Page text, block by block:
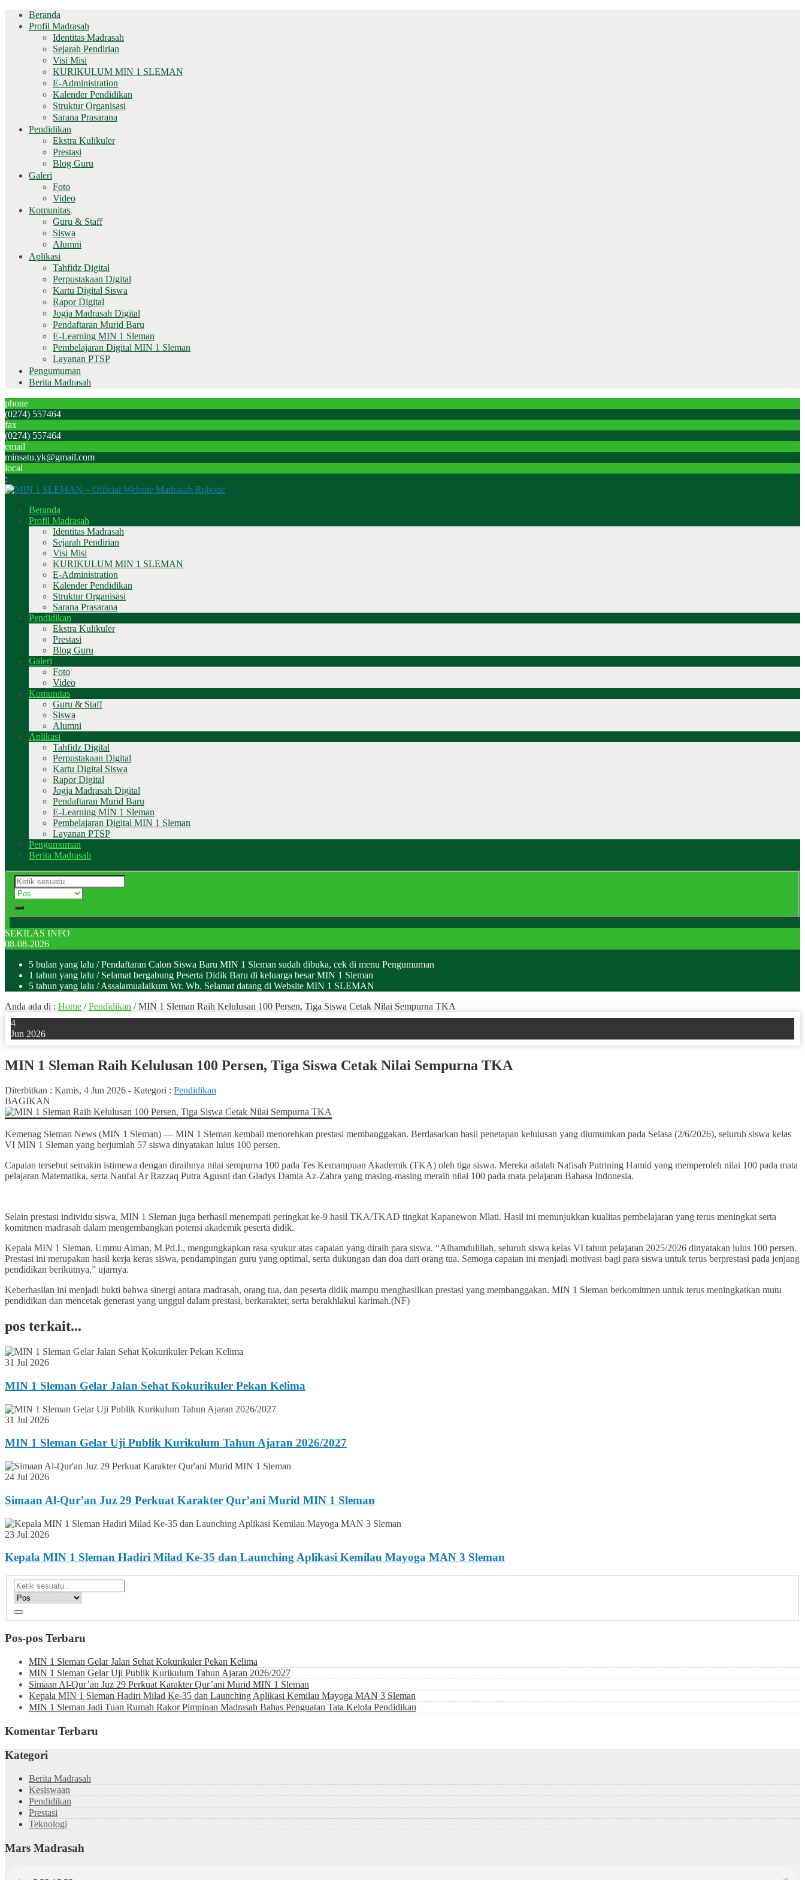
Beranda
Profil Madrasah
Identitas Madrasah
Sejarah Pendirian
Visi Misi
KURIKULUM MIN 1 SLEMAN
E-Administration
Kalender Pendidikan
Struktur Organisasi
Sarana Prasarana
Pendidikan
Ekstra Kulikuler
Prestasi
Blog Guru
Galeri
Foto
Video
Komunitas
Guru & Staff
Siswa
Alumni
Aplikasi
Tahfidz Digital
Perpustakaan Digital
Kartu Digital Siswa
Rapor Digital
Jogja Madrasah Digital
Pendaftaran Murid Baru
E-Learning MIN 1 Sleman
Pembelajaran Digital MIN 1 Sleman
Layanan PTSP
Pengumuman
Berita Madrasah
phone
(0274) 557464
fax
(0274) 557464
email
minsatu.yk@gmail.com
local
:
Beranda
Profil Madrasah
Identitas Madrasah
Sejarah Pendirian
Visi Misi
KURIKULUM MIN 1 SLEMAN
E-Administration
Kalender Pendidikan
Struktur Organisasi
Sarana Prasarana
Pendidikan
Ekstra Kulikuler
Prestasi
Blog Guru
Galeri
Foto
Video
Komunitas
Guru & Staff
Siswa
Alumni
Aplikasi
Tahfidz Digital
Perpustakaan Digital
Kartu Digital Siswa
Rapor Digital
Jogja Madrasah Digital
Pendaftaran Murid Baru
E-Learning MIN 1 Sleman
Pembelajaran Digital MIN 1 Sleman
Layanan PTSP
Pengumuman
Berita Madrasah
SEKILAS INFO
08-08-2026
5 bulan yang lalu / Pendaftaran Calon Siswa Baru MIN 1 Sleman sudah dibuka, cek di menu Pengumuman
1 tahun yang lalu / Selamat bergabung Peserta Didik Baru di keluarga besar MIN 1 Sleman
5 tahun yang lalu / Assalamualaikum Wr. Wb. Selamat datang di Website MIN 1 SLEMAN
Anda ada di : Home /Pendidikan /MIN 1 Sleman Raih Kelulusan 100 Persen, Tiga Siswa Cetak Nilai Sempurna TKA
4
Jun 2026
MIN 1 Sleman Raih Kelulusan 100 Persen, Tiga Siswa Cetak Nilai Sempurna TKA
Diterbitkan : Kamis, 4 Jun 2026 - Kategori : Pendidikan
BAGIKAN
Kemenag Sleman News (MIN 1 Sleman) — MIN 1 Sleman kembali menorehkan prestasi membanggakan. Berdasarkan hasil penetapan kelulusan yang diumumkan pada Selasa (2/6/2026), seluruh siswa kelas
VI MIN 1 Sleman yang berjumlah 57 siswa dinyatakan lulus 100 persen.
Capaian tersebut semakin istimewa dengan diraihnya nilai sempurna 100 pada Tes Kemampuan Akademik (TKA) oleh tiga siswa. Mereka adalah Nafisah Putrining Hamid yang memperoleh nilai 100 pada mata
pelajaran Matematika, serta Naufal Ar Razzaq Putra Agusni dan Gladys Damia Az-Zahra yang masing-masing meraih nilai 100 pada mata pelajaran Bahasa Indonesia.
Selain prestasi individu siswa, MIN 1 Sleman juga berhasil menempati peringkat ke-9 hasil TKA/TKAD tingkat Kapanewon Mlati. Hasil ini menunjukkan kualitas pembelajaran yang terus meningkat serta
komitmen madrasah dalam mengembangkan potensi akademik peserta didik.
Kepala MIN 1 Sleman, Ummu Aiman, M.Pd.I., mengungkapkan rasa syukur atas capaian yang diraih para siswa. “Alhamdulillah, seluruh siswa kelas VI tahun pelajaran 2025/2026 dinyatakan lulus 100 persen.
Prestasi ini merupakan hasil kerja keras siswa, pendampingan guru yang optimal, serta dukungan dan doa dari orang tua. Semoga capaian ini menjadi motivasi bagi para siswa untuk terus berprestasi pada jenjang
pendidikan berikutnya,” ujarnya.
Keberhasilan ini menjadi bukti bahwa sinergi antara madrasah, orang tua, dan peserta didik mampu menghasilkan prestasi yang membanggakan. MIN 1 Sleman berkomitmen untuk terus meningkatkan mutu
pendidikan dan mencetak generasi yang unggul dalam prestasi, berkarakter, serta berakhlakul karimah.(NF)
pos terkait...
31 Jul 2026
MIN 1 Sleman Gelar Jalan Sehat Kokurikuler Pekan Kelima
31 Jul 2026
MIN 1 Sleman Gelar Uji Publik Kurikulum Tahun Ajaran 2026/2027
24 Jul 2026
Simaan Al-Qur’an Juz 29 Perkuat Karakter Qur’ani Murid MIN 1 Sleman
23 Jul 2026
Kepala MIN 1 Sleman Hadiri Milad Ke-35 dan Launching Aplikasi Kemilau Mayoga MAN 3 Sleman
Pos-pos Terbaru
MIN 1 Sleman Gelar Jalan Sehat Kokurikuler Pekan Kelima
MIN 1 Sleman Gelar Uji Publik Kurikulum Tahun Ajaran 2026/2027
Simaan Al-Qur’an Juz 29 Perkuat Karakter Qur’ani Murid MIN 1 Sleman
Kepala MIN 1 Sleman Hadiri Milad Ke-35 dan Launching Aplikasi Kemilau Mayoga MAN 3 Sleman
MIN 1 Sleman Jadi Tuan Rumah Rakor Pimpinan Madrasah Bahas Penguatan Tata Kelola Pendidikan
Komentar Terbaru
Kategori
Berita Madrasah
Kesiswaan
Pendidikan
Prestasi
Teknologi
Mars Madrasah